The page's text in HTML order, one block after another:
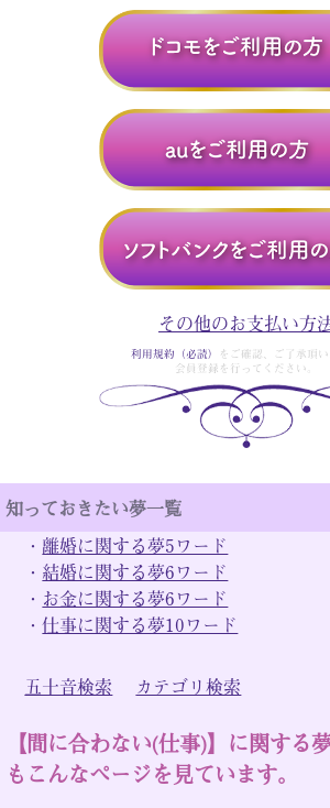
その他のお支払い方
利用規約（必読）
をご確認、ご了承頂
会員登録を行ってください。
知っておきたい夢一覧
・ 離婚に関する夢5ワード
・ 結婚に関する夢6ワード
・ お金に関する夢6ワード
・仕事に関する夢10ワード
五十音検索 カテゴリ検索
【間に合わない(仕事)】に関する
もこんなページを見ています。